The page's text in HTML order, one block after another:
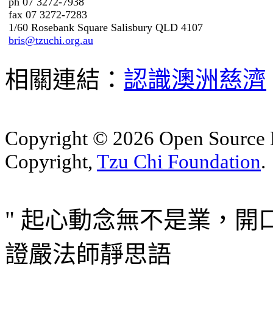
fax 07 3272-7283
1/60 Rosebank Square Salisbury QLD 4107
bris@tzuchi.org.au
相關連結： 認識澳洲慈濟
Copyright © 2026 Open
Copyright, Tzu Chi Foundation.
" 起心動念無不是業，開
證嚴法師靜思語